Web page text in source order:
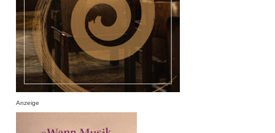
Anzeige